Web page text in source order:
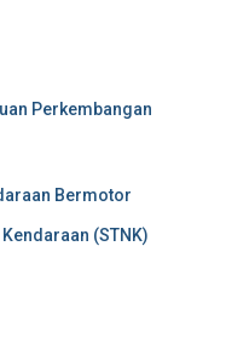
Perkembangan
Bermotor
(STNK)